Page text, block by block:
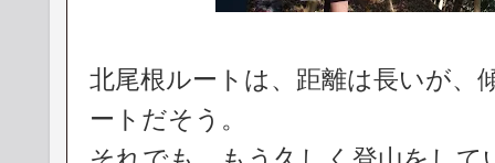
北尾根ルートは、距離は長いが、
ートだそう。